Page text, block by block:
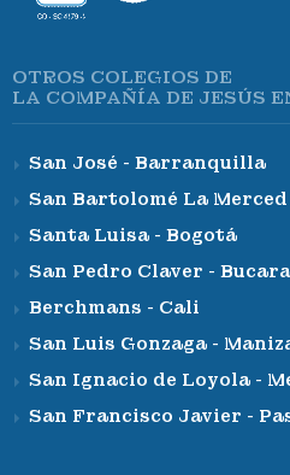
OTROS COLEGIOS DE
LA COMPAÑÍA DE JESÚS
San José - Barranquilla
San Bartolomé La
Santa Luisa - Bogotá
San Pedro Claver -
Berchmans - Cali
San Luis Gonzaga -
San Ignacio de Loyola -
San Francisco Javier -